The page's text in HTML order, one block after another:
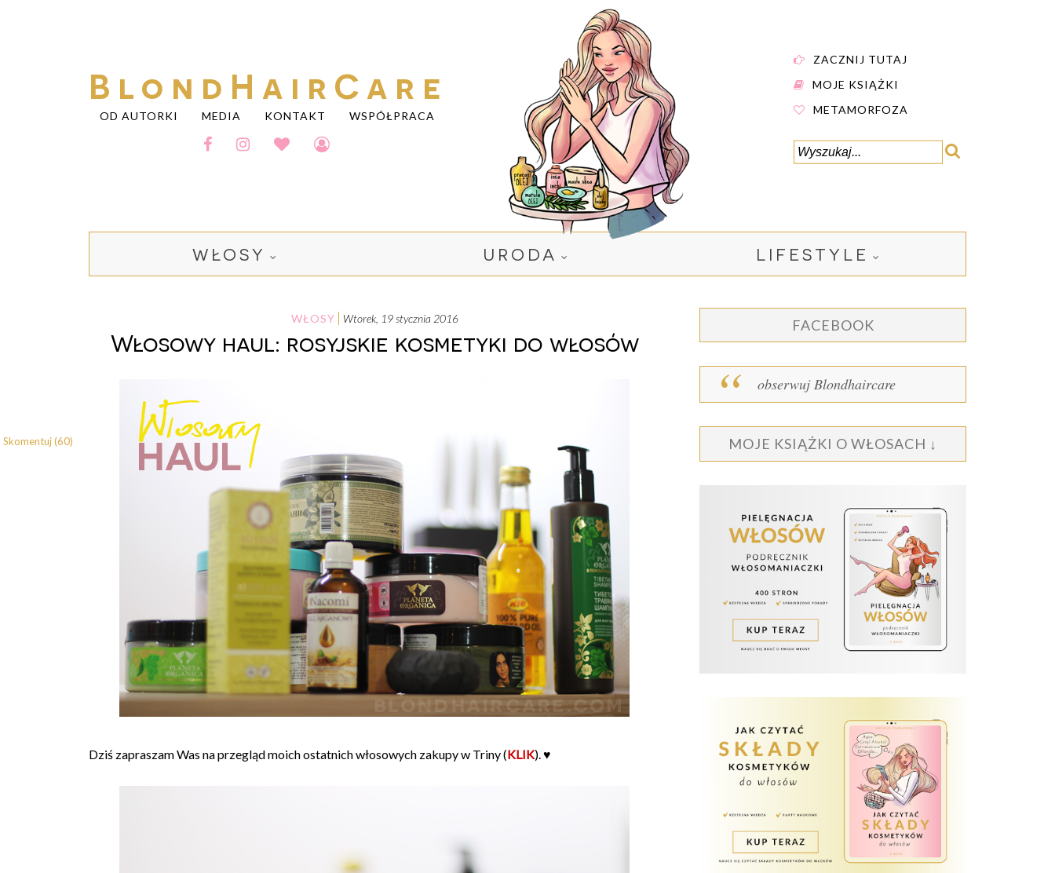
BlondHairCare
OD AUTORKI MEDIA KONTAKT WSPÓŁPRACA
ZACZNIJ TUTAJ
MOJE KSIĄŻKI
METAMORFOZA
WŁOSY URODA LIFESTYLE
WŁOSY wtorek, 19 stycznia 2016
Włosowy haul: rosyjskie kosmetyki do włosów
Dziś zapraszam Was na przegląd moich ostatnich włosowych zakupy w Triny (KLIK). ♥
Skomentuj (60)
FACEBOOK
obserwuj Blondhaircare
MOJE KSIĄŻKI O WŁOSACH ↓